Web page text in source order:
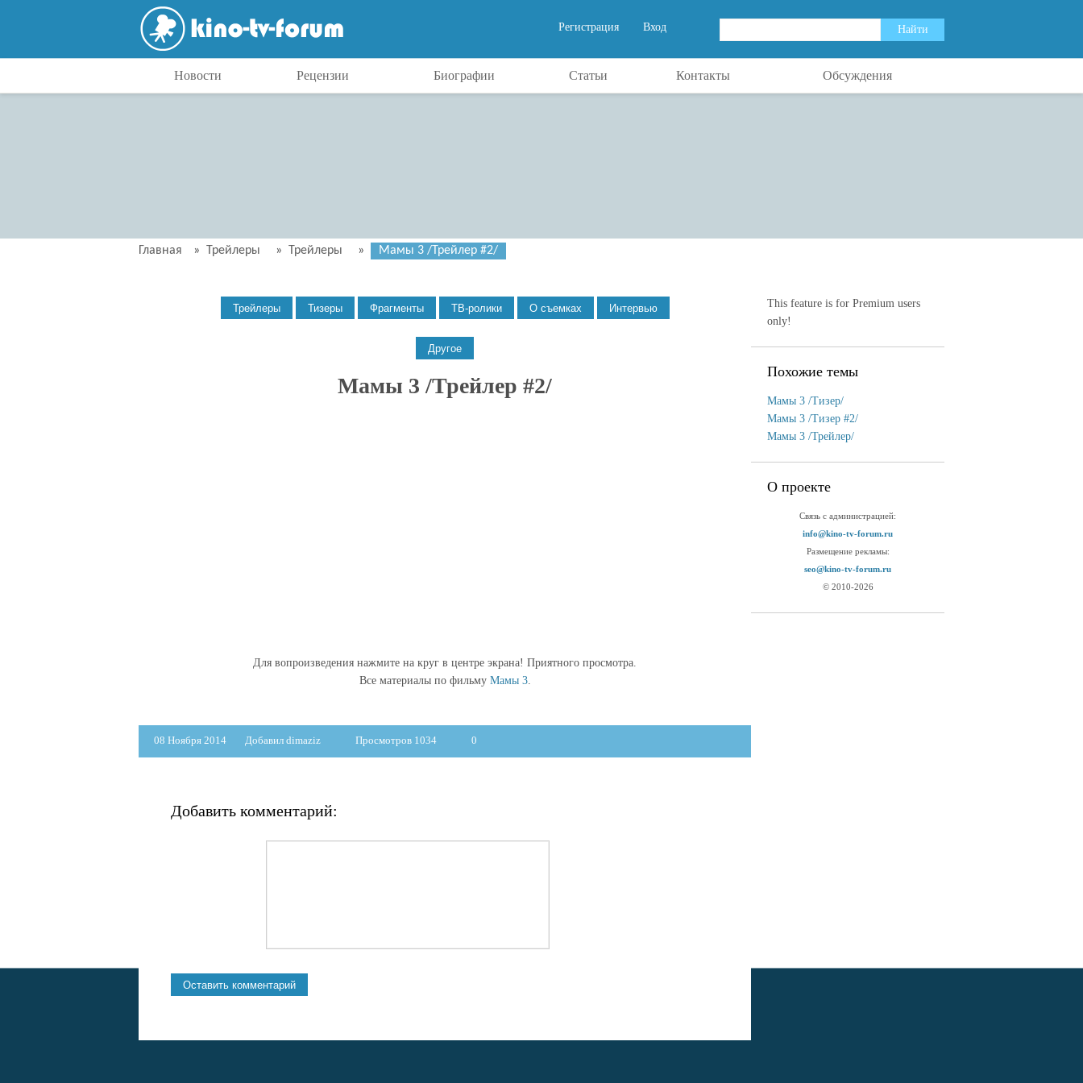
Вход
Регистрация
Новости Рецензии Биографии Статьи Контакты Обсуждения
Главная » Трейлеры » Трейлеры » Мамы 3 /Трейлер #2/
Мамы 3 /Трейлер #2/
Для вопроизведения нажмите на круг в центре экрана! Приятного просмотра.
Все материалы по фильму Мамы 3.
08 Ноября 2014 Добавил dimaziz Просмотров 1034 0
Добавить комментарий:
This feature is for Premium users
only!
Похожие темы
Мамы 3 /Тизер/
Мамы 3 /Тизер #2/
Мамы 3 /Трейлер/
О проекте
Связь с администрацией:
info@kino-tv-forum.ru
Размещение рекламы:
seo@kino-tv-forum.ru
© 2010-2026